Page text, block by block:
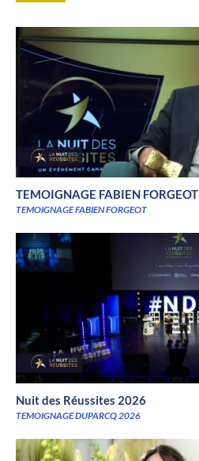
TEMOIGNAGE FABIEN FORGEOT
TEMOIGNAGE FABIEN FORGEOT
Nuit des Réussites 2026
TEMOIGNAGE DUPARCQ 2026